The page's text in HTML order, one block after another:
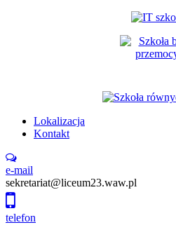
Lokalizacja
Kontakt
e-mail
sekretariat@liceum23.waw.pl
telefon